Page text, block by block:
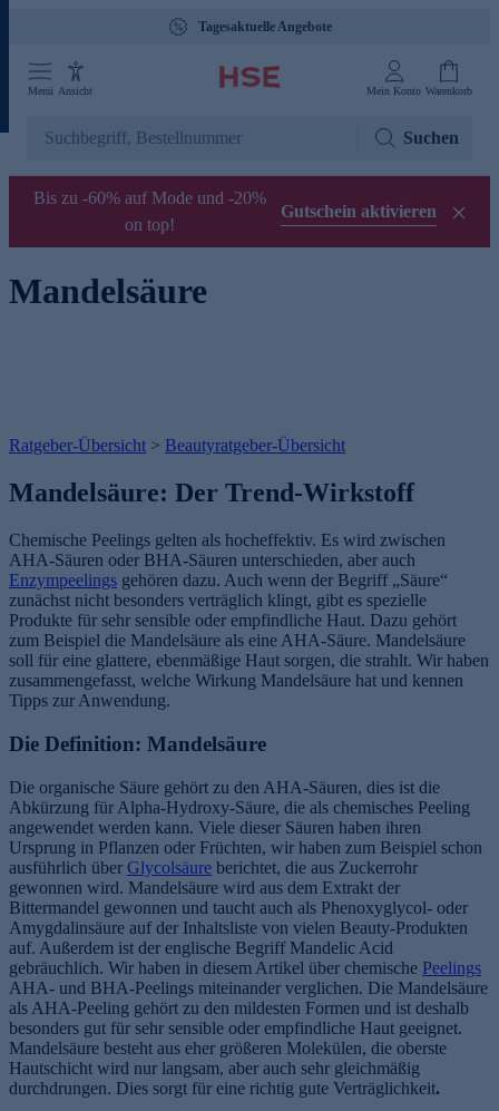
Tagesaktuelle Angebote
Menü Ansicht Mein Konto Warenkorb
Suchen
Bis zu -60% auf Mode und -20%
on top!
Gutschein aktivieren
Mandelsäure
Ratgeber-Übersicht > Beautyratgeber-Übersicht
Mandelsäure: Der Trend-Wirkstoff
Chemische Peelings gelten als hocheffektiv. Es wird zwischen
AHA-Säuren oder BHA-Säuren unterschieden, aber auch
Enzympeelings gehören dazu. Auch wenn der Begriff „Säure“
zunächst nicht besonders verträglich klingt, gibt es spezielle
Produkte für sehr sensible oder empfindliche Haut. Dazu gehört
zum Beispiel die Mandelsäure als eine AHA-Säure. Mandelsäure
soll für eine glattere, ebenmäßige Haut sorgen, die strahlt. Wir haben
zusammengefasst, welche Wirkung Mandelsäure hat und kennen
Tipps zur Anwendung.
Die Definition: Mandelsäure
Die organische Säure gehört zu den AHA-Säuren, dies ist die
Abkürzung für Alpha-Hydroxy-Säure, die als chemisches Peeling
angewendet werden kann. Viele dieser Säuren haben ihren
Ursprung in Pflanzen oder Früchten, wir haben zum Beispiel schon
ausführlich über Glycolsäure berichtet, die aus Zuckerrohr
gewonnen wird. Mandelsäure wird aus dem Extrakt der
Bittermandel gewonnen und taucht auch als Phenoxyglycol- oder
Amygdalinsäure auf der Inhaltsliste von vielen Beauty-Produkten
auf. Außerdem ist der englische Begriff Mandelic Acid
gebräuchlich. Wir haben in diesem Artikel über chemische Peelings
AHA- und BHA-Peelings miteinander verglichen. Die Mandelsäure
als AHA-Peeling gehört zu den mildesten Formen und ist deshalb
besonders gut für sehr sensible oder empfindliche Haut geeignet.
Mandelsäure besteht aus eher größeren Molekülen, die oberste
Hautschicht wird nur langsam, aber auch sehr gleichmäßig
durchdrungen. Dies sorgt für eine richtig gute Verträglichkeit.